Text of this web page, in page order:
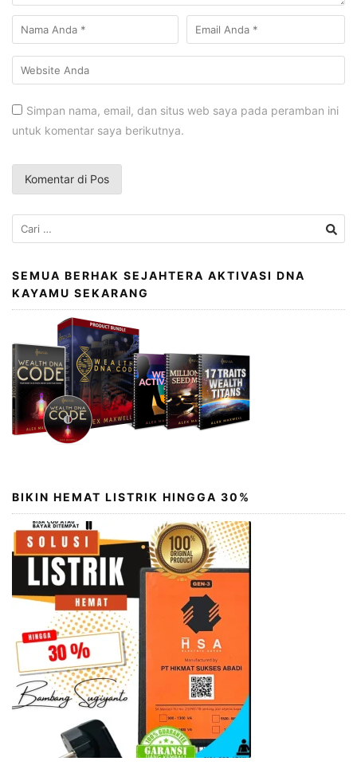
Simpan nama, email, dan situs web saya pada peramban ini
untuk komentar saya berikutnya.
Cari
untuk:
SEMUA BERHAK SEJAHTERA AKTIVASI DNA
KAYAMU SEKARANG
BIKIN HEMAT LISTRIK HINGGA 30%